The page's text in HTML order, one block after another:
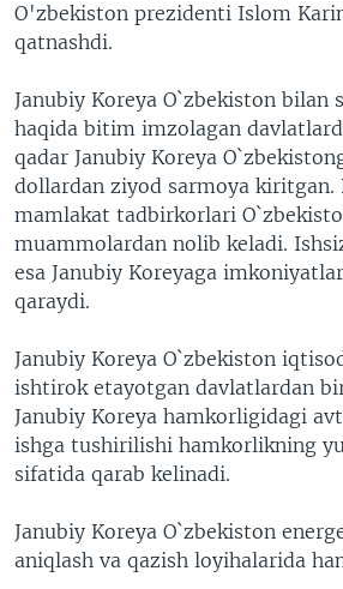
O'zbekiston prezidenti Islom
qatnashdi.
Janubiy Koreya O`zbekiston
haqida bitim imzolagan
qadar Janubiy Koreya
dollardan ziyod sarmoya kiritgan.
mamlakat tadbirkorlari
muammolardan nolib keladi.
esa Janubiy Koreyaga
qaraydi.
Janubiy Koreya O`zbekiston
ishtirok etayotgan davlatlardan
Janubiy Koreya hamkorligidagi
ishga tushirilishi hamkorlikning
sifatida qarab kelinadi.
Janubiy Koreya O`zbekiston
aniqlash va qazish loyihalarida